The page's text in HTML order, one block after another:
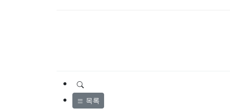
목록